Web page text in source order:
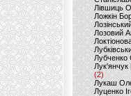
Лівшиць
Ложкін
Лозовий
Лубченко
Лук'янчук
(2)
Лукаш
Луценко